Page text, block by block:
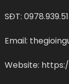
SĐT:
Email:
Website: